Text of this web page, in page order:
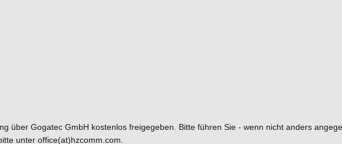
über Gogatec GmbH kostenlos freigegeben. Bitte führen Sie - wenn nicht anders
unter office(at)hzcomm.com.